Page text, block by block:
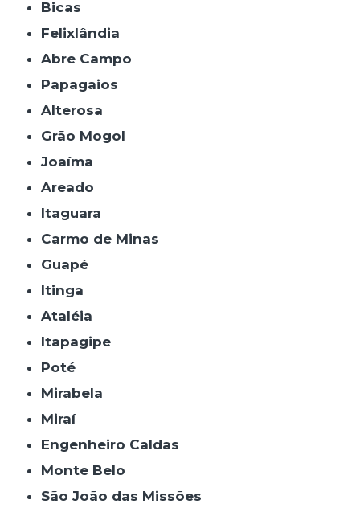
Bicas
Felixlândia
Abre Campo
Papagaios
Alterosa
Grão Mogol
Joaíma
Areado
Itaguara
Carmo de Minas
Guapé
Itinga
Ataléia
Itapagipe
Poté
Mirabela
Miraí
Engenheiro Caldas
Monte Belo
São João das Missões